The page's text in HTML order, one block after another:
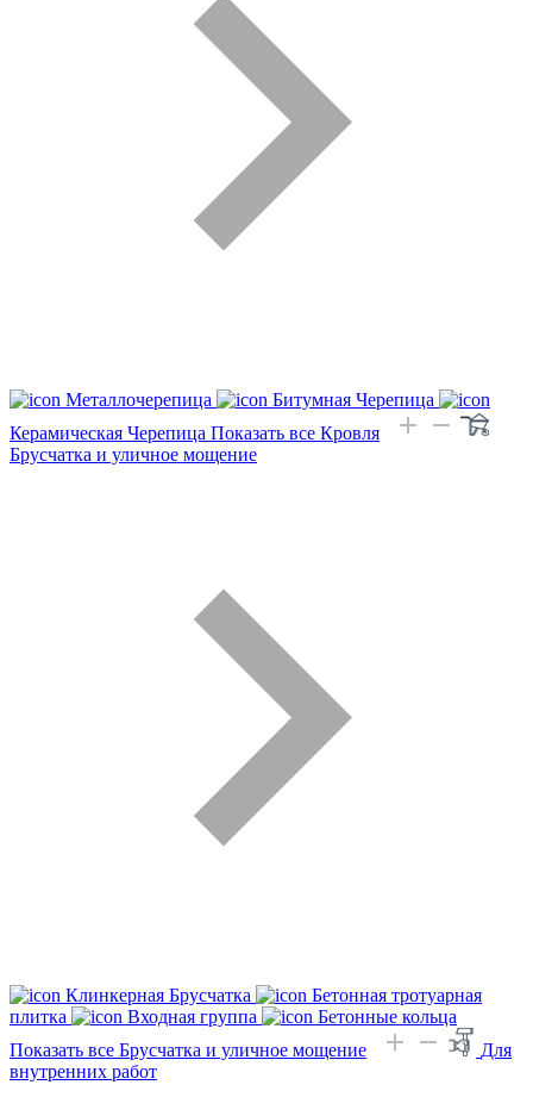
Металлочерепица
Битумная Черепица
Керамическая Черепица Показать все Кровля
Брусчатка и уличное мощение
Клинкерная Брусчатка
Бетонная тротуарная
плитка
Входная группа
Бетонные кольца
Показать все Брусчатка и уличное мощение
Для
внутренних работ